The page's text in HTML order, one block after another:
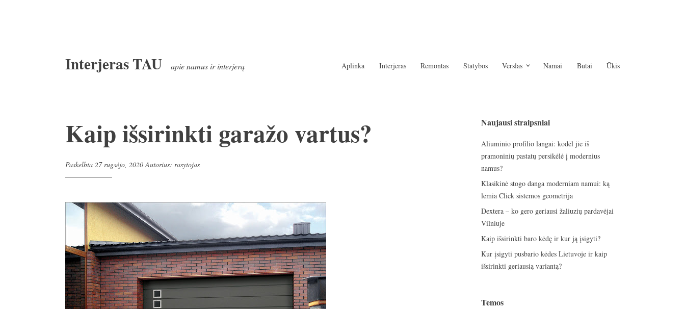
prie
Interjeras TAU apie namus ir interjerą Aplinka Interjeras Remontas Statybos Verslas Namai Butai Ūkis
Kaip išsirinkti garažo vartus?
Paskelbta 27 rugsėjo, 2020Autorius: rasytojas
Naujausi straipsniai
Aliuminio profilio langai: kodėl jie iš
pramoninių pastatų persikėlė į modernius
namus?
Klasikinė stogo danga moderniam namui: ką
lemia Click sistemos geometrija
Dextera – ko gero geriausi žaliuzių pardavėjai
Vilniuje
Kaip išsirinkti baro kėdę ir kur ją įsigyti?
Kur įsigyti pusbario kėdes Lietuvoje ir kaip
išsirinkti geriausią variantą?
Temos